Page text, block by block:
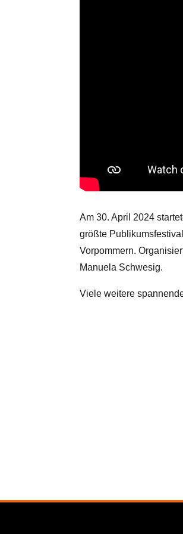
Am 30. April 2024
größte
Vorpommern.
Manuela Schwesig.
Viele weitere